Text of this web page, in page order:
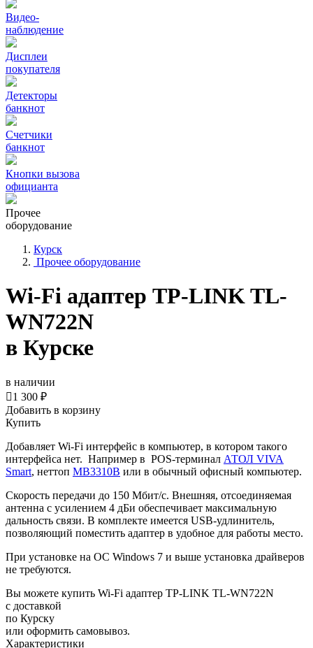
Видео‑
наблюдение
Дисплеи
покупателя
Детекторы
банкнот
Счетчики
банкнот
Кнопки вызова
официанта
Прочее
оборудование
Курск
Прочее оборудование
Wi-Fi адаптер TP-LINK TL-
WN722N
в Курске
в наличии
1 300 ₽
Добавить в корзину
Купить
Добавляет Wi-Fi интерфейс в компьютер, в котором такого
интерфейса нет. Например в POS-терминал АТОЛ VIVA
Smart, неттоп MB3310B или в обычный офисный компьютер.
Скорость передачи до 150 Мбит/с. Внешняя, отсоединяемая
антенна с усилением 4 дБи обеспечивает максимальную
дальность связи. В комплекте имеется USB-удлинитель,
позволяющий поместить адаптер в удобное для работы место.
При установке на ОС Windows 7 и выше установка драйверов
не требуются.
Вы можете купить Wi-Fi адаптер TP-LINK TL-WN722N
с доставкой
по Курску
или оформить самовывоз.
Характеристики